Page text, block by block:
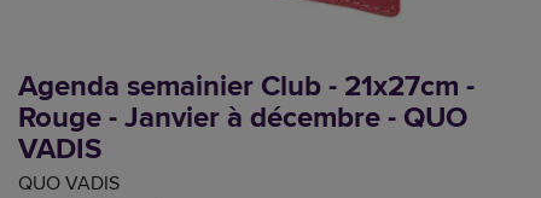
Agenda semainier Club - 21x27cm -
Rouge - Janvier à décembre - QUO
VADIS
QUO VADIS